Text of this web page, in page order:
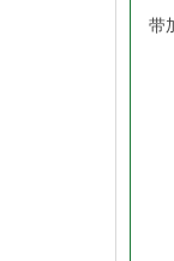
带
②
③
3